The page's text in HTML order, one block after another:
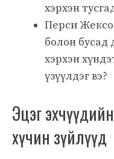
хэрхэн
Перси
болон бусад
хэрхэн
үзүүлдэг вэ?
Эцэг
хүчин зүйлүүд